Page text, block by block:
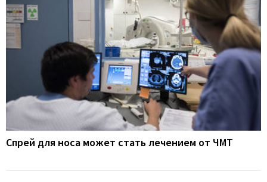
Спрей для носа может стать лечением от ЧМТ